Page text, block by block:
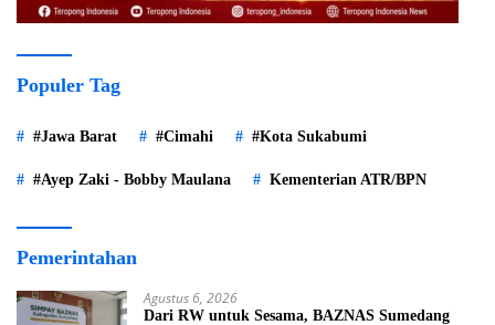
Populer Tag
#Jawa Barat #Cimahi #Kota Sukabumi
#Ayep Zaki - Bobby Maulana Kementerian ATR/BPN
Pemerintahan
Agustus 6, 2026
Dari RW untuk Sesama, BAZNAS Sumedang